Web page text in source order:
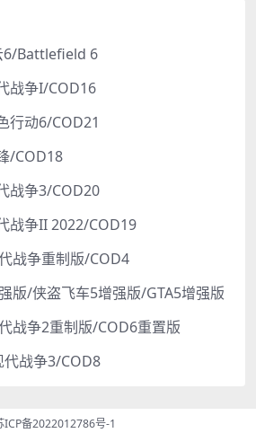
6/Battlefield 6
战争I/COD16
行动6/COD21
/COD18
战争3/COD20
战争II 2022/COD19
战争重制版/COD4
版/侠盗飞车5增强版/GTA5增强版
战争2重制版/COD6重置版
战争3/COD8
ICP备2022012786号-1